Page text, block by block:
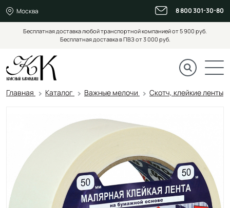
Москва 8 800 301-30-80
Бесплатная доставка любой транспортной компанией от 5 900 руб.
Бесплатная доставка в ПВЗ от 3 000 руб.
Главная Каталог Важные мелочи Скотч, клейкие ленты